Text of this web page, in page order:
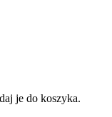
je do koszyka.